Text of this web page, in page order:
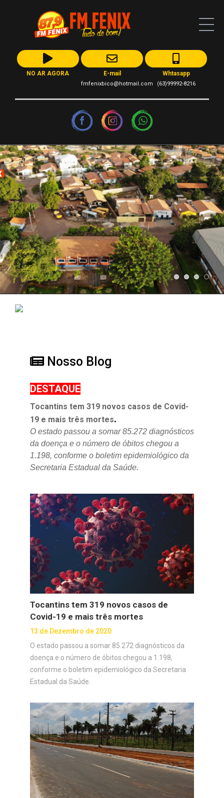
NO AR AGORA E-mail
fmfenixbico@hotmail.com
Whtasapp
(63)99992-8216
Nosso Blog
DESTAQUE
Tocantins tem 319 novos casos de Covid-
19 e mais três mortes.
O estado passou a somar 85.272 diagnósticos
da doença e o número de óbitos chegou a
1.198, conforme o boletim epidemiológico da
Secretaria Estadual da Saúde.
Tocantins tem 319 novos casos de
Covid-19 e mais três mortes
13 de Dezembro de 2020
O estado passou a somar 85.272 diagnósticos da
doença e o número de óbitos chegou a 1.198,
conforme o boletim epidemiológico da Secretaria
Estadual da Saúde.